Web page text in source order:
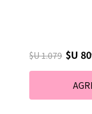
$U 1.079 $U